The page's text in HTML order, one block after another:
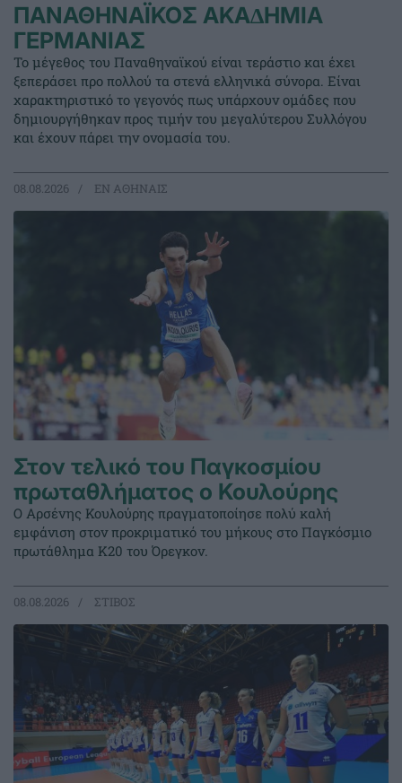
ΠΑΝΑΘΗΝΑΪΚΟΣ ΑΚΑ∆ΗΜΙΑ
ΓΕΡΜΑΝΙΑΣ
Το μέγεθος του Παναθηναϊκού είναι τεράστιο και έχει
ξεπεράσει προ πολλού τα στενά ελληνικά σύνορα. Είναι
χαρακτηριστικό το γεγονός πως υπάρχουν ομάδες που
δημιουργήθηκαν προς τιμήν του μεγαλύτερου Συλλόγου
και έχουν πάρει την ονομασία του.
08.08.2026 EΝ ΑΘΗΝΑΙΣ
Στον τελικό του Παγκοσμίου
πρωταθλήματος ο Κουλούρης
Ο Αρσένης Κουλούρης πραγματοποίησε πολύ καλή
εμφάνιση στον προκριματικό του μήκους στο Παγκόσμιο
πρωτάθλημα Κ20 του Όρεγκον.
08.08.2026 ΣΤΙΒΟΣ